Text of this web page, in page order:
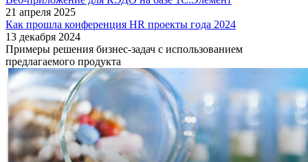
21 апреля 2025
Как прошла конференция HR проекты года 2024
13 декабря 2024
Примеры решения бизнес-задач с использованием
предлагаемого продукта